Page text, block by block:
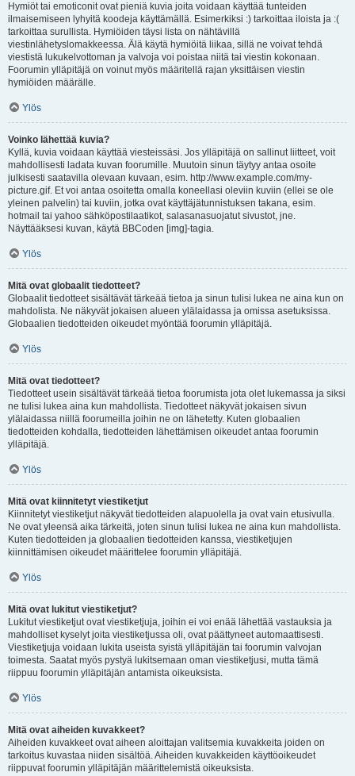
Hymiöt tai emoticonit ovat pieniä kuvia joita voidaan käyttää tunteiden
ilmaisemiseen lyhyitä koodeja käyttämällä. Esimerkiksi :) tarkoittaa iloista ja :(
tarkoittaa surullista. Hymiöiden täysi lista on nähtävillä
viestinlähetyslomakkeessa. Älä käytä hymiöitä liikaa, sillä ne voivat tehdä
viestistä lukukelvottoman ja valvoja voi poistaa niitä tai viestin kokonaan.
Foorumin ylläpitäjä on voinut myös määritellä rajan yksittäisen viestin
hymiöiden määrälle.
Ylös
Voinko lähettää kuvia?
Kyllä, kuvia voidaan käyttää viesteissäsi. Jos ylläpitäjä on sallinut liitteet, voit
mahdollisesti ladata kuvan foorumille. Muutoin sinun täytyy antaa osoite
julkisesti saatavilla olevaan kuvaan, esim. http://www.example.com/my-
picture.gif. Et voi antaa osoitetta omalla koneellasi oleviin kuviin (ellei se ole
yleinen palvelin) tai kuviin, jotka ovat käyttäjätunnistuksen takana, esim.
hotmail tai yahoo sähköpostilaatikot, salasanasuojatut sivustot, jne.
Näyttääksesi kuvan, käytä BBCoden [img]-tagia.
Ylös
Mitä ovat globaalit tiedotteet?
Globaalit tiedotteet sisältävät tärkeää tietoa ja sinun tulisi lukea ne aina kun on
mahdolista. Ne näkyvät jokaisen alueen ylälaidassa ja omissa asetuksissa.
Globaalien tiedotteiden oikeudet myöntää foorumin ylläpitäjä.
Ylös
Mitä ovat tiedotteet?
Tiedotteet usein sisältävät tärkeää tietoa foorumista jota olet lukemassa ja siksi
ne tulisi lukea aina kun mahdollista. Tiedotteet näkyvät jokaisen sivun
ylälaidassa niillä foorumeilla joihin ne on lähetetty. Kuten globaalien
tiedotteiden kohdalla, tiedotteiden lähettämisen oikeudet antaa foorumin
ylläpitäjä.
Ylös
Mitä ovat kiinnitetyt viestiketjut
Kiinnitetyt viestiketjut näkyvät tiedotteiden alapuolella ja ovat vain etusivulla.
Ne ovat yleensä aika tärkeitä, joten sinun tulisi lukea ne aina kun mahdollista.
Kuten tiedotteiden ja globaalien tiedotteiden kanssa, viestiketjujen
kiinnittämisen oikeudet määrittelee foorumin ylläpitäjä.
Ylös
Mitä ovat lukitut viestiketjut?
Lukitut viestiketjut ovat viestiketjuja, joihin ei voi enää lähettää vastauksia ja
mahdolliset kyselyt joita viestiketjussa oli, ovat päättyneet automaattisesti.
Viestiketjuja voidaan lukita useista syistä ylläpitäjän tai foorumin valvojan
toimesta. Saatat myös pystyä lukitsemaan oman viestiketjusi, mutta tämä
riippuu foorumin ylläpitäjän antamista oikeuksista.
Ylös
Mitä ovat aiheiden kuvakkeet?
Aiheiden kuvakkeet ovat aiheen aloittajan valitsemia kuvakkeita joiden on
tarkoitus kuvastaa niiden sisältöä. Aiheiden kuvakkeiden käyttöoikeudet
riippuvat foorumin ylläpitäjän määrittelemistä oikeuksista.